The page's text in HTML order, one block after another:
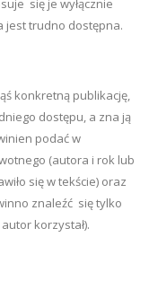
się je wyłącznie
jest trudno dostępna.
konkretną publikację,
dostępu, a zna ją
podać w
(autora i rok lub
się w tekście) oraz
znaleźć się tylko
korzystał).